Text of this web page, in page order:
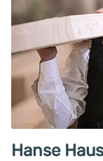
Hanse